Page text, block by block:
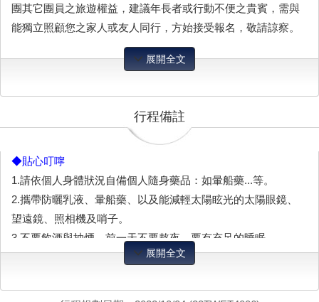
團其它團員之旅遊權益，建議年長者或行動不便之貴賓，需與
能獨立照顧您之家人或友人同行，方始接受報名，敬請諒察。
展開全文
行程備註
◆貼心叮嚀
1.請依個人身體狀況自備個人隨身藥品：如暈船藥...等。
2.攜帶防曬乳液、暈船藥、以及能減輕太陽眩光的太陽眼鏡、
望遠鏡、照相機及哨子。
3.不要飲酒與抽煙、前一天不要熬夜，要有充足的睡眠。
4.別吃辛辣或油脂多的食物，可服用生薑類如薑茶、薑糖預防
展開全文